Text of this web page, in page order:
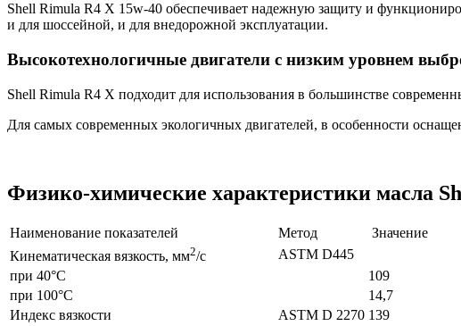
Shell Rimula R4 X 15w-40 обеспечивает надежную защиту и
и для шоссейной, и для внедорожной эксплуатации.
Высокотехнологичные двигатели с низким уровнем
Shell Rimula R4 X подходит для использования в большинстве
Для самых современных экологичных двигателей, в особенности
Физико-химические характеристики масла
Наименование показателей Метод
Значение
Кинематическая вязкость, мм2/с
ASTM D445
при 40°C
109
при 100°C
14,7
Индекс вязкости
ASTM D 2270 139